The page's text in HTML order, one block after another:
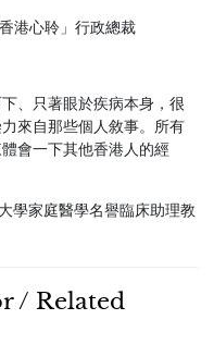
香港心聆」行政總裁
、只著眼於疾病本身，很
來自那些個人敘事。所有
會一下其他香港人的經
學家庭醫學名譽臨床助理教
/ Related